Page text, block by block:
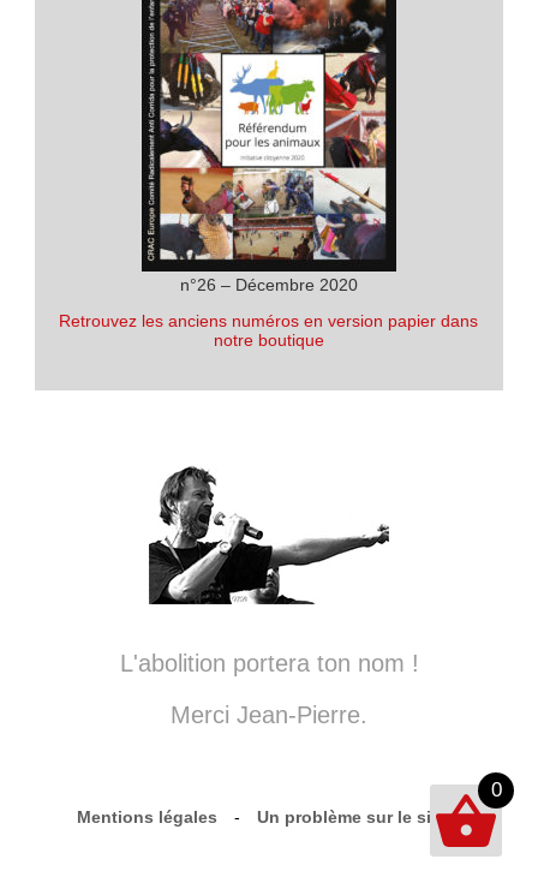
n°26 – Décembre 2020
Retrouvez les anciens numéros en version papier dans
notre boutique
L'abolition portera ton nom !
Merci Jean-Pierre.
Mentions légales - Un problème sur le site ?
0